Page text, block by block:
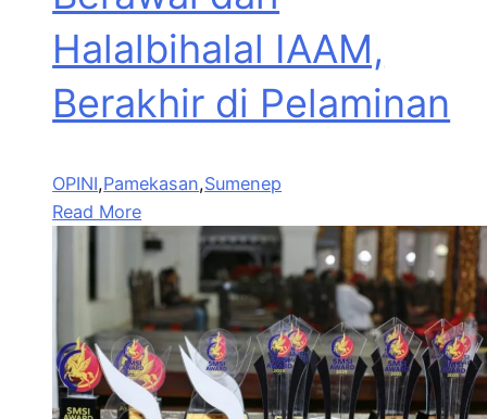
Halalbihalal IAAM,
Berakhir di Pelaminan
OPINI,Pamekasan,Sumenep
Read More